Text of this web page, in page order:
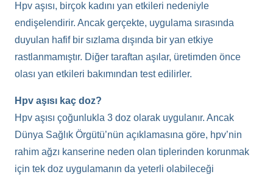
Hpv aşısı, birçok kadını yan etkileri nedeniyle
endişelendirir. Ancak gerçekte, uygulama sırasında
duyulan hafif bir sızlama dışında bir yan etkiye
rastlanmamıştır. Diğer taraftan aşılar, üretimden önce
olası yan etkileri bakımından test edilirler.
Hpv aşısı kaç doz?
Hpv aşısı çoğunlukla 3 doz olarak uygulanır. Ancak
Dünya Sağlık Örgütü’nün açıklamasına göre, hpv’nin
rahim ağzı kanserine neden olan tiplerinden korunmak
için tek doz uygulamanın da yeterli olabileceği